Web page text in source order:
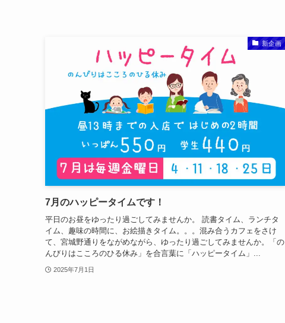
新企画
7月のハッピータイムです！
平日のお昼をゆったり過ごしてみませんか。 読書タイム、ランチタ
イム、趣味の時間に、お絵描きタイム。。。混み合うカフェをさけ
て、宮城野通りをながめながら、ゆったり過ごしてみませんか。「の
んびりはこころのひる休み」を合言葉に「ハッピータイム」...
2025年7月1日